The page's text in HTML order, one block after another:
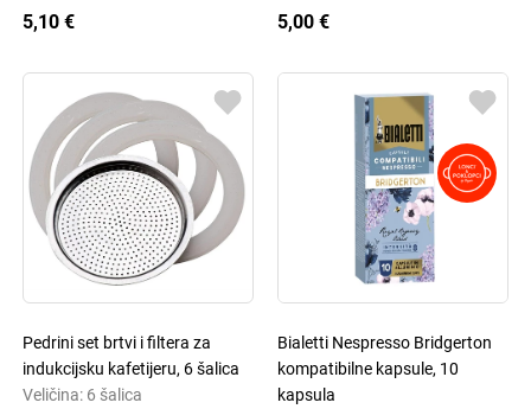
5,10 € 5,00 €
Pedrini set brtvi i filtera za
indukcijsku kafetijeru, 6 šalica
Veličina: 6 šalica
Bialetti Nespresso Bridgerton
kompatibilne kapsule, 10
kapsula